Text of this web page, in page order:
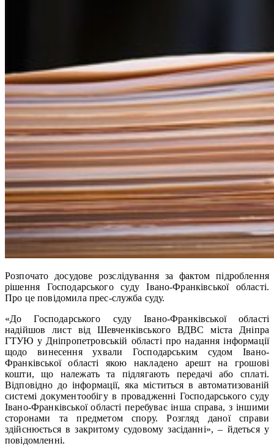
Розпочато досудове розслідування за фактом підроблення
рішення Господарського суду Івано-Франківської області.
Про це повідомила прес-служба суду.
«До Господарського суду Івано-Франківської області
надійшов лист від Шевченківського ВДВС міста Дніпра
ГТУЮ у Дніпропетровській області про надання інформації
щодо винесення ухвали Господарським судом Івано-
Франківської області якою накладено арешт на грошові
кошти, що належать та підлягають передачі або сплаті.
Відповідно до інформації, яка міститься в автоматизованій
системі документообігу в провадженні Господарського суду
Івано-Франківської області перебуває інша справа, з іншими
сторонами та предметом спору. Розгляд даної справи
здійснюється в закритому судовому засіданні», – йдеться у
повідомленні.